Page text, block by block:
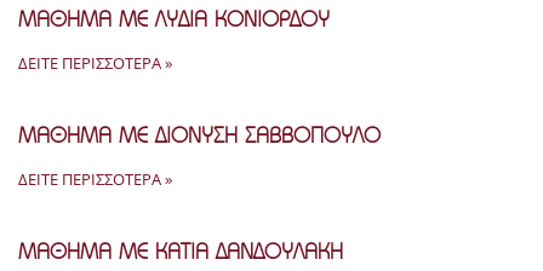
ΜΑΘΗΜΑ ΜΕ ΛΥΔΙΑ ΚΟΝΙΟΡΔΟΥ
ΔΕΊΤΕ ΠΕΡΙΣΣΌΤΕΡΑ »
ΜΑΘΗΜΑ ΜΕ ΔΙΟΝΥΣΗ ΣΑΒΒΟΠΟΥΛΟ
ΔΕΊΤΕ ΠΕΡΙΣΣΌΤΕΡΑ »
ΜΑΘΗΜΑ ΜΕ ΚΑΤΙΑ ΔΑΝΔΟΥΛΑΚΗ